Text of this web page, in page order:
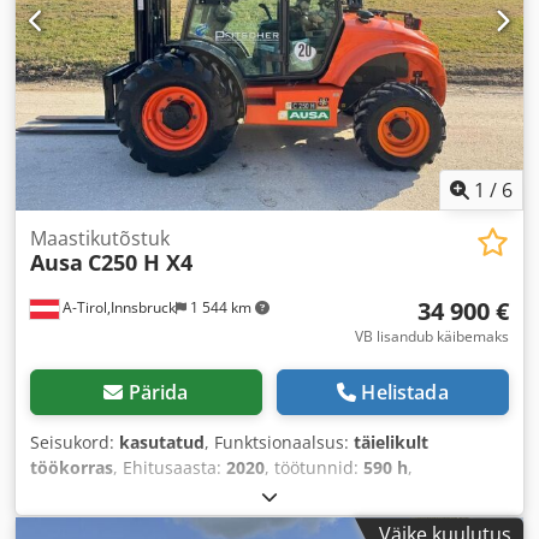
1 / 6
A-Tirol,Innsbruck 1 544 km
Maastikutõstuk
Ausa C250 H X4
34 900 €
VB lisandub käibemaks
Pärida Helistada
Seisukord: kasutatud, Funktsionaalsus: täielikult
töökorras, Ehitusaasta: 2020, töötunnid: 590 h,
, tõstekõrgus:
tõstekõrgus:1 330 mm, kütuse tüüp:diisel, masti tüüp: